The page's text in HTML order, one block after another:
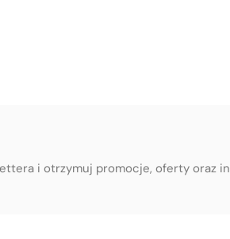
i otrzymuj promocje, oferty oraz